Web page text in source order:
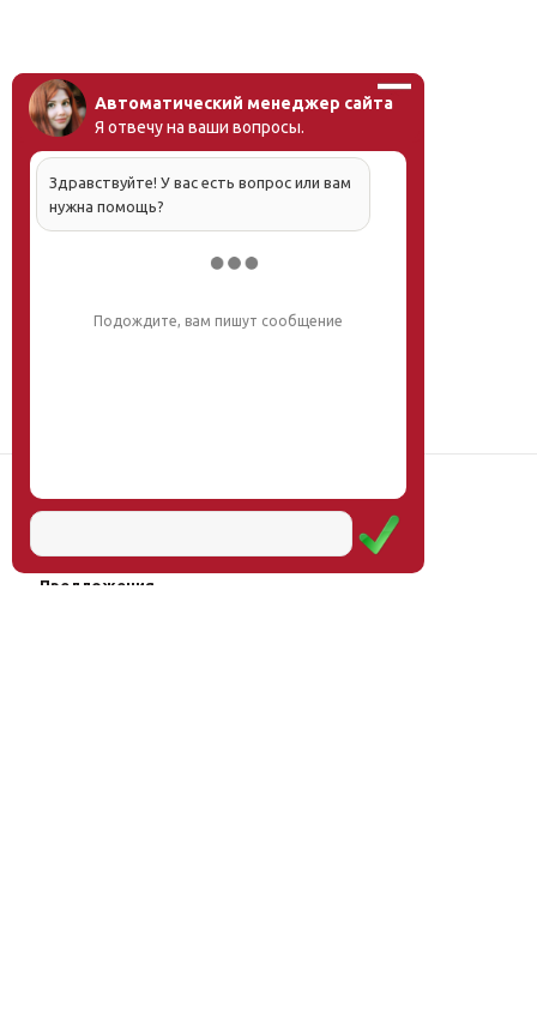
Научная школа
Услуги
Предложения
Автоматический менеджер сайта
Я отвечу на ваши вопросы.
Здравствуйте! У вас есть вопрос или вам
нужна помощь?
Напишите, что вас интересует, и мы вам